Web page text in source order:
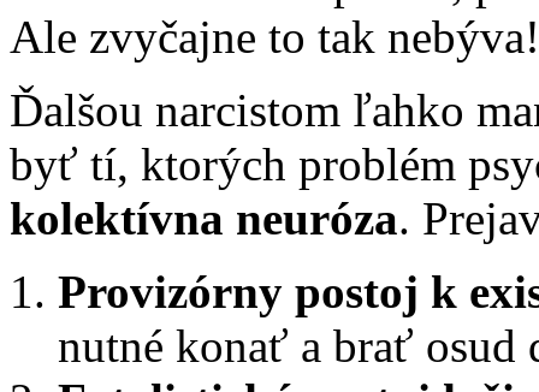
Ale zvyčajne to tak nebýva!
Ďalšou narcistom ľahko
byť tí, ktorých problém
kolektívna neuróza.
Provizórny postoj k
nutné konať a brať osud